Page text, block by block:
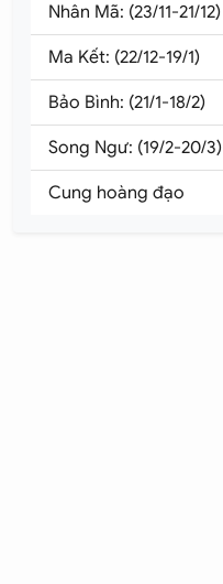
Nhân Mã: (23/11-21/12)
Ma Kết: (22/12-19/1)
Bảo Bình: (21/1-18/2)
Song Ngư: (19/2-20/3)
Cung hoàng đạo